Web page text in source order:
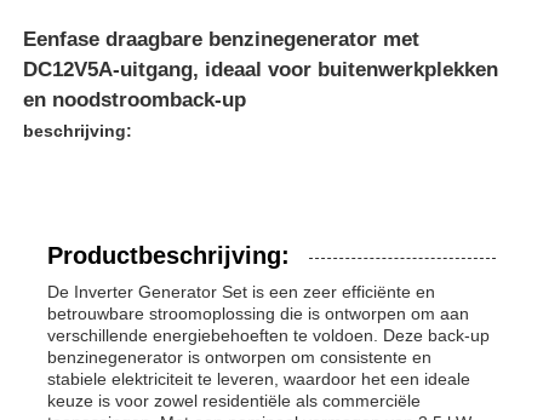
Eenfase draagbare benzinegenerator met
DC12V5A-uitgang, ideaal voor buitenwerkplekken
en noodstroomback-up
beschrijving:
Productbeschrijving:
De Inverter Generator Set is een zeer efficiënte en
betrouwbare stroomoplossing die is ontworpen om aan
verschillende energiebehoeften te voldoen. Deze back-up
benzinegenerator is ontworpen om consistente en
stabiele elektriciteit te leveren, waardoor het een ideale
keuze is voor zowel residentiële als commerciële